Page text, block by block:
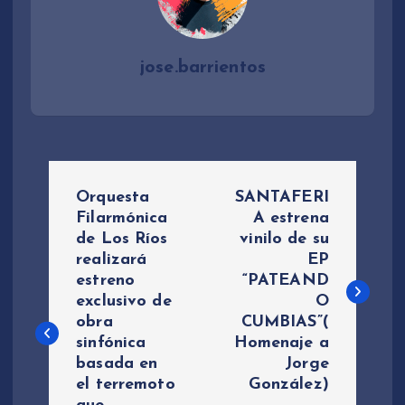
jose.barrientos
e
Orquesta
Filarmónica
de Los Ríos
realizará
estreno
exclusivo de
obra
sinfónica
basada en
el terremoto
SANTAFERI
A estrena
vinilo de su
EP
“PATEAND
O
CUMBIAS”(
Homenaje a
Jorge
González)